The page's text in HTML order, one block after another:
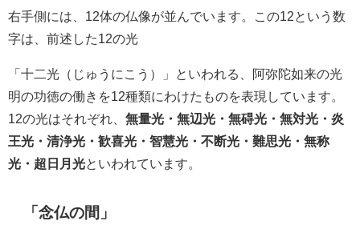
右手側には、12体の仏像が並んでいます。この12という数
字は、前述した12の光
「十二光（じゅうにこう）」といわれる、阿弥陀如来の光
明の功徳の働きを12種類にわけたものを表現しています。
12の光はそれぞれ、 無量光・無辺光・無碍光・無対光・炎
王光・清浄光・歓喜光・智慧光・不断光・難思光・無称
光・超日月光といわれています。
「念仏の間」